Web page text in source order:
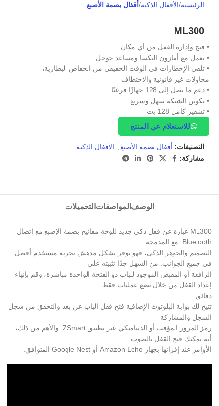
الرئيسية الأقفال الذكية أقفال بصمة الأصبع
ML300
• فتح وإدارة القفل من أي مكان
• يعمل مع أمازون اليكسا ومساعد جوجل
• تلقي الإخطارات في الوقت الحقيقي من انخفاض البطارية،
محاولات غير قانونية والاختطاف
• دعم ما يصل إلى 128 جهازًا فرعيًا
• تكوين الشبكة سهل وسريع
• تشفير كامل 128 بت
للاستعلام عن المنتج
التصنيفات: أقفال بصمة الأصبع
الأقفال الذكية
مشاركة:
الوصف المواصفات التحميلات
ML300 عبارة عن قفل ذكي جديد للوحة مفاتيح بصمة الإصبع مع اتصال
Bluetooth. مع المدمجة
التصميم والجوهر الذكي، فهو يوفر بشكل مدهش تجربة مستخدم أفضل
في جميع الجوانب. من السهل جدًا تثبيته على
الرافعة أو المقبض الموجود للباب ذو الفتحة الواحدة مباشرة، وقم بإنهاء
إعداد القفل من خلال بضع عمليات فقط
دقائق.
تتيح لك بوابة البلوتوث الإضافية فتح قفل الباب عن بعد والتحقق من سجل
السجل والمشاركة
رمز المرور المؤقت أو الديناميكي عبر تطبيق ZSmart. والأهم من ذلك،
أنه يمكنك فتح القفل بالصوت
الأوامر عند إقرانها بجهاز Amazon Echo أو Google Nest المتوافق.